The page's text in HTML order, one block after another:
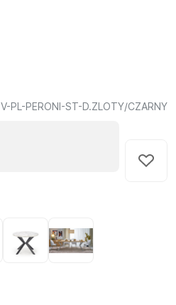
V-PL-PERONI-ST-D.ZLOTY/CZARNY